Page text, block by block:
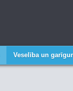
Veselība un